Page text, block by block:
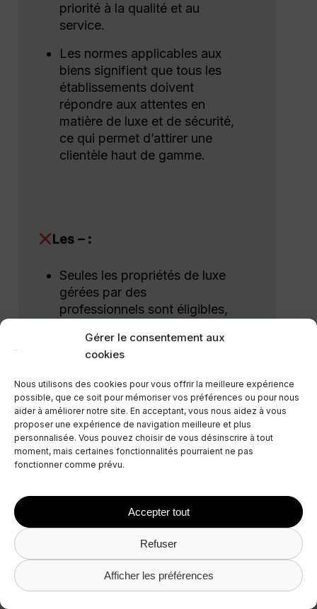
Gérer le consentement aux
cookies
Nous utilisons des cookies pour vous offrir la meilleure expérience
possible, que ce soit pour mémoriser vos préférences ou pour nous
aider à améliorer notre site. En acceptant, vous nous aidez à vous
proposer une expérience de navigation meilleure et plus
personnalisée. Vous pouvez choisir de vous désinscrire à tout
moment, mais certaines fonctionnalités pourraient ne pas
fonctionner comme prévu.
Accepter tout
Refuser
Afficher les préférences
priorité à la qualité et au
service.
Les normes applicables aux
biens signifient que tous les
établissements doivent
répondre aux attentes en
matière de luxe et de sécurité,
ce qui permet d’attirer une
clientèle haut de gamme.
Les – :
Seules les propriétés de luxe
gérées par des
professionnels sont éligibles,
certains hôtes.
qualité et de service peuvent
nécessiter des
investissements
supplémentaires dans
l’entretien de la propriété et
les services aux hôtes.
Houfy